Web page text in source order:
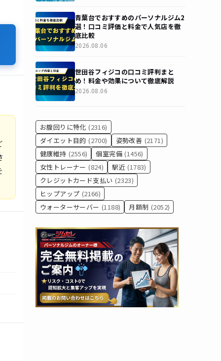
青葉台でおすすめのパーソナルジム2
選！口コミ評価と料金で人気店を徹
底比較
2026.08.06
世田谷フィジコの口コミ評判まと
め！料金や効果について徹底解説
2026.08.06
お腹回りに特化 (2316)
ダイエット目的 (2700) 姿勢改善 (2171)
健康維持 (2556) 個室完備 (1456)
女性トレーナー (824) 駅近 (1783)
クレジットカード支払い (2323)
ヒップアップ (2166)
ウォーターサーバー (1188) 月額制 (2052)